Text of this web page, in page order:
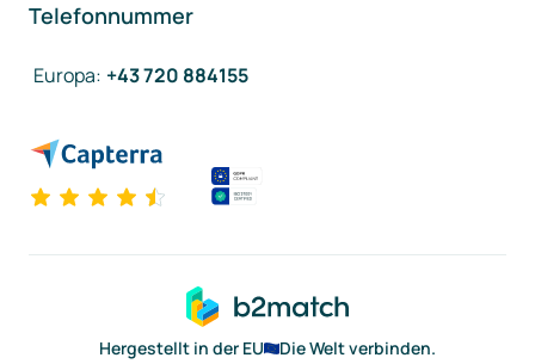
Telefonnummer
Europa: +43 720 884155
Hergestellt in der EU
Die Welt verbinden.